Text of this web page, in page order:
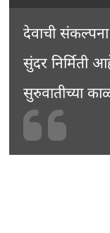
देवाची
सुंदर निर्मिती
सुरुवातीच्या